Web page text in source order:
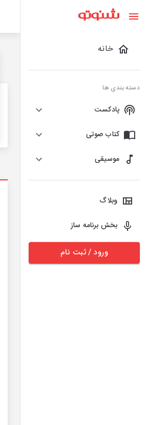
خانه
دسته بندی ها
پادکست
کتاب صوتی
موسیقی
وبلاگ
بخش برنامه ساز
ورود / ثبت نام